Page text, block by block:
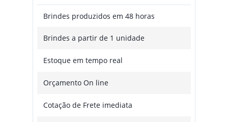
Brindes produzidos em 48 horas
Brindes a partir de 1 unidade
Estoque em tempo real
Orçamento On line
Cotação de Frete imediata